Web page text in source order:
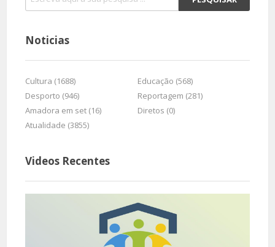
Noticias
Cultura (1688)
Educação (568)
Desporto (946)
Reportagem (281)
Amadora em set (16)
Diretos (0)
Atualidade (3855)
Videos Recentes